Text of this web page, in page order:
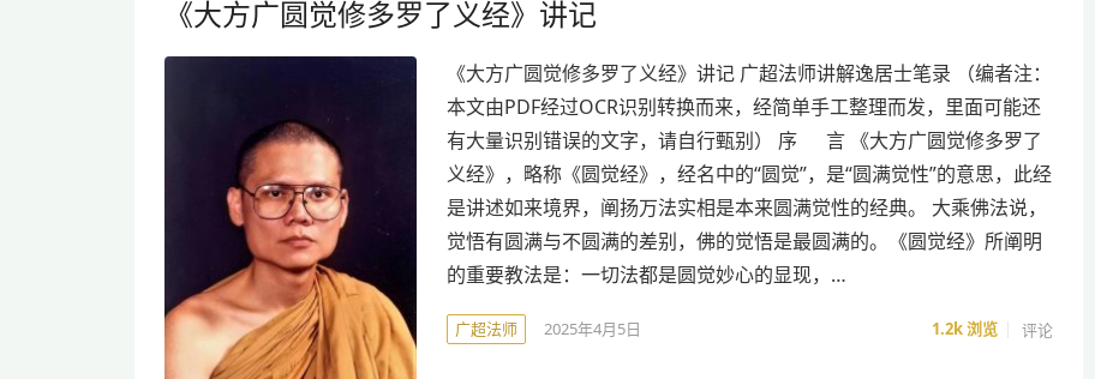
《大方广圆觉修多罗了义经》讲记
《大方广圆觉修多罗了义经》讲记 广超法师讲解逸居士笔录 （编者注：
本文由PDF经过OCR识别转换而来，经简单手工整理而发，里面可能还
有大量识别错误的文字，请自行甄别） 序 言 《大方广圆觉修多罗了
义经》，略称《圆觉经》，经名中的“圆觉”，是“圆满觉性”的意思，此经
是讲述如来境界，阐扬万法实相是本来圆满觉性的经典。 大乘佛法说，
觉悟有圆满与不圆满的差别，佛的觉悟是最圆满的。《圆觉经》所阐明
的重要教法是：一切法都是圆觉妙心的显现，…
广超法师 2025年4月5日 1.2k浏览 评论